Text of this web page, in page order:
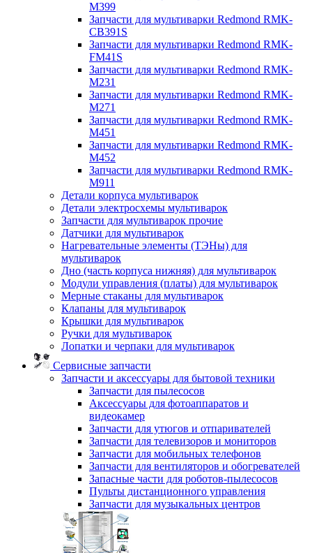
M399
Запчасти для мультиварки Redmond RMK-
CB391S
Запчасти для мультиварки Redmond RMK-
FM41S
Запчасти для мультиварки Redmond RMK-
M231
Запчасти для мультиварки Redmond RMK-
M271
Запчасти для мультиварки Redmond RMK-
M451
Запчасти для мультиварки Redmond RMK-
M452
Запчасти для мультиварки Redmond RMK-
M911
Детали корпуса мультиварок
Детали электросхемы мультиварок
Запчасти для мультиварок прочие
Датчики для мультиварок
Нагревательные элементы (ТЭНы) для
мультиварок
Дно (часть корпуса нижняя) для мультиварок
Модули управления (платы) для мультиварок
Мерные стаканы для мультиварок
Клапаны для мультиварок
Крышки для мультиварок
Ручки для мультиварок
Лопатки и черпаки для мультиварок
Сервисные запчасти
Запчасти и аксессуары для бытовой техники
Запчасти для пылесосов
Аксессуары для фотоаппаратов и
видеокамер
Запчасти для утюгов и отпаривателей
Запчасти для телевизоров и мониторов
Запчасти для мобильных телефонов
Запчасти для вентиляторов и обогревателей
Запасные части для роботов-пылесосов
Пульты дистанционного управления
Запчасти для музыкальных центров